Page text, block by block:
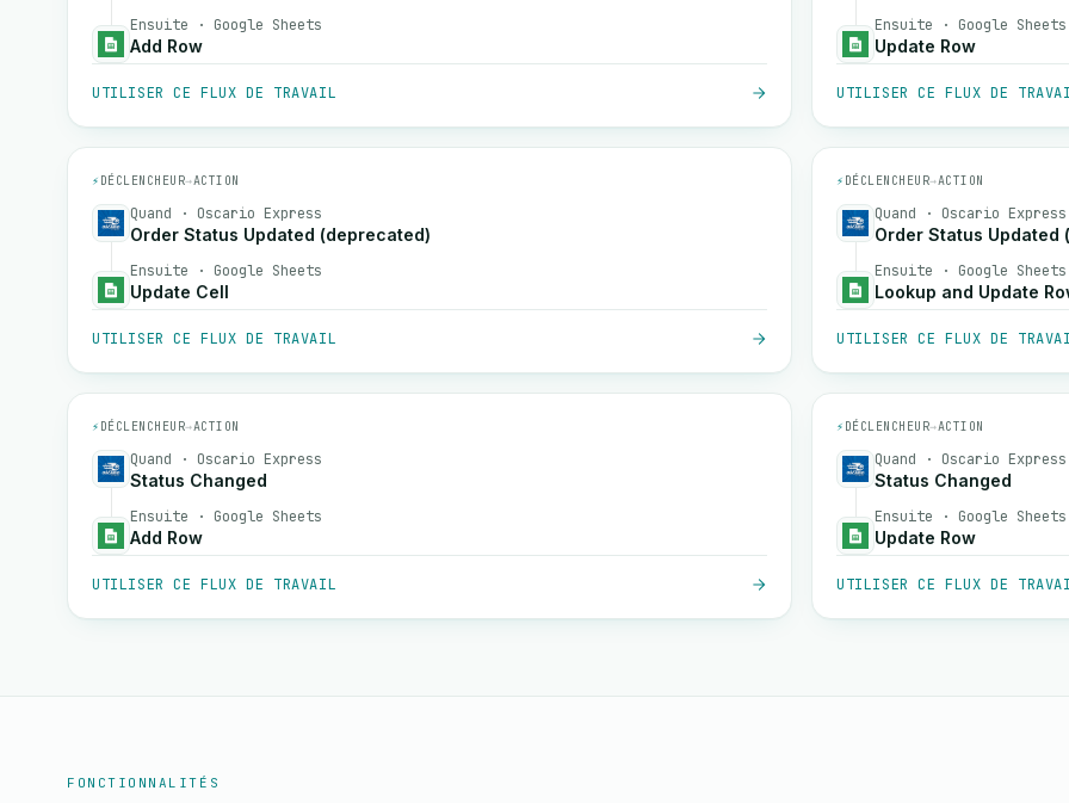
Ensuite · Google Sheets
Add Row
UTILISER CE FLUX DE TRAVAIL
Ensuite · Google Sheets
Update Row
UTILISER CE FLUX DE
⚡ DÉCLENCHEUR→ACTION
Quand · Oscario Express
Order Status Updated (deprecated)
Ensuite · Google Sheets
Update Cell
UTILISER CE FLUX DE TRAVAIL
⚡ DÉCLENCHEUR→ACTION
Quand · Oscario Express
Order Status Updated
Ensuite · Google Sheets
Lookup and Update
UTILISER CE FLUX DE
⚡ DÉCLENCHEUR→ACTION
Quand · Oscario Express
Status Changed
Ensuite · Google Sheets
Add Row
UTILISER CE FLUX DE TRAVAIL
⚡ DÉCLENCHEUR→ACTION
Quand · Oscario Express
Status Changed
Ensuite · Google Sheets
Update Row
UTILISER CE FLUX DE
FONCTIONNALITÉS